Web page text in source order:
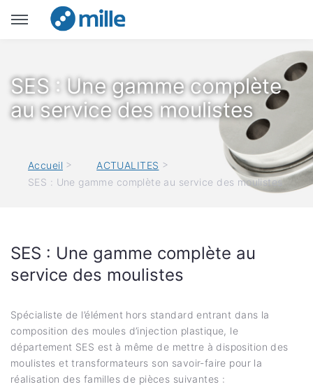
SES : Une gamme complète
au service des moulistes
Accueil > ACTUALITES >
SES : Une gamme complète au service des moulistes
SES : Une gamme complète au
service des moulistes
Spécialiste de l’élément hors standard entrant dans la
composition des moules d’injection plastique, le
département SES est à même de mettre à disposition des
moulistes et transformateurs son savoir-faire pour la
réalisation des familles de pièces suivantes :